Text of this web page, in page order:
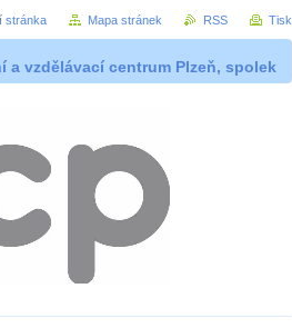
a vzdělávací centrum Plzeň, spolek
stránka Mapa stránek RSS Tisk